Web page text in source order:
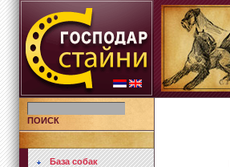
ПОИСК
База собак